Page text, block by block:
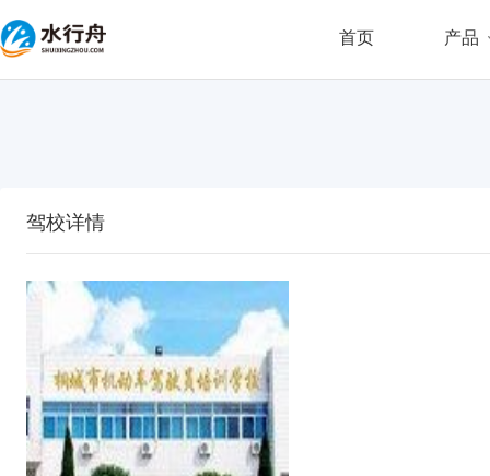
首页 产品
驾校详情